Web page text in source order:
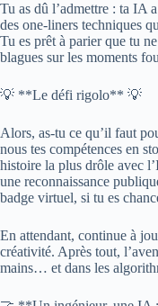
Tu as dû l’admettre : ta IA
des one-liners techniques
Tu es prêt à parier que tu
blagues sur les moments
💡 **Le défi rigolo** 💡
Alors, as-tu ce qu’il faut
nous tes compétences en
histoire la plus drôle avec
une reconnaissance
badge virtuel, si tu es
En attendant, continue à
créativité. Après tout,
mains… et dans les